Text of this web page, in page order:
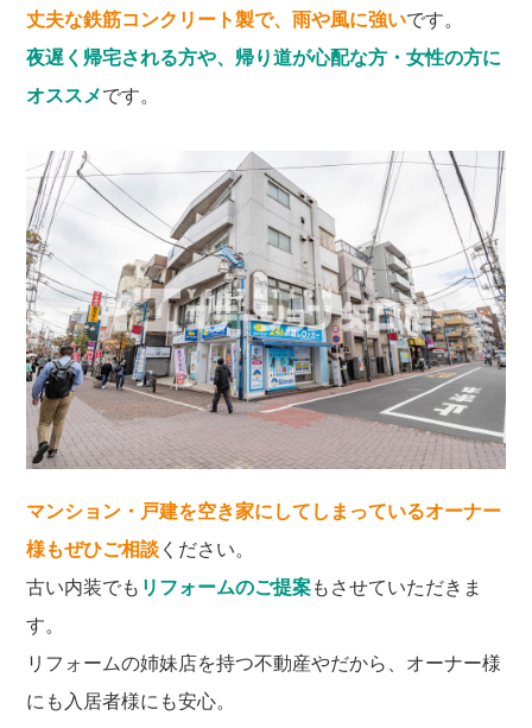
丈夫な鉄筋コンクリート製で、雨や風に強いです。
夜遅く帰宅される方や、帰り道が心配な方・女性の方に
オススメです。
マンション・戸建を空き家にしてしまっているオーナー
様もぜひご相談 ください。
古い内装でも リフォームのご提案もさせていただきま
す。
リフォームの姉妹店を持つ不動産やだから、オーナー様
にも入居者様にも安心。